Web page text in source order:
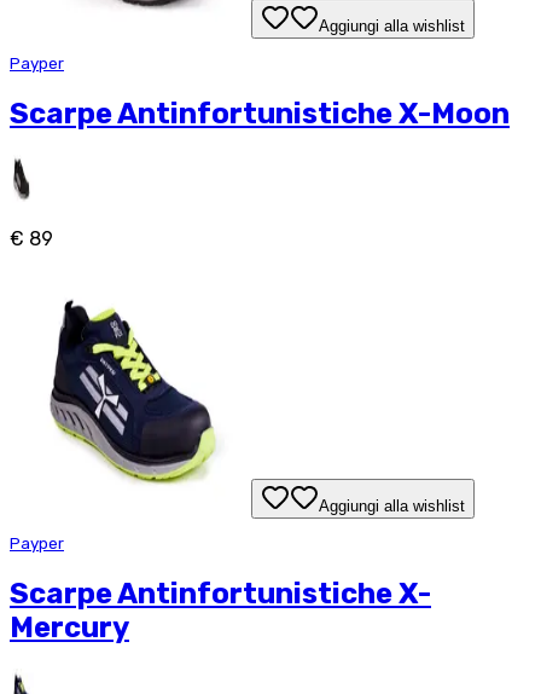
Aggiungi alla wishlist
Payper
Scarpe Antinfortunistiche X-Moon
€ 89
Aggiungi alla wishlist
Payper
Scarpe Antinfortunistiche X-
Mercury